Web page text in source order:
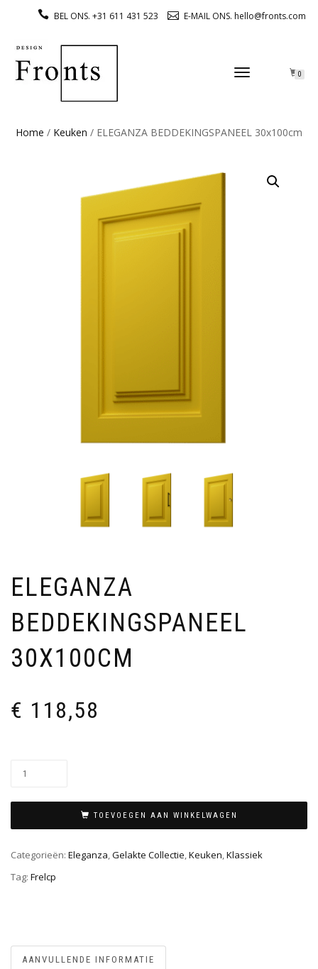
BEL ONS. +31 611 431 523 E-MAIL ONS. hello@fronts.com
TOGGLE
0
Home / Keuken / ELEGANZA BEDDEKINGSPANEEL 30x100cm
ELEGANZA
BEDDEKINGSPANEEL
30X100CM
€ 118,58
TOEVOEGEN AAN WINKELWAGEN
Categorieën: Eleganza,Gelakte Collectie,Keuken,Klassiek
Tag: Frelcp
AANVULLENDE INFORMATIE